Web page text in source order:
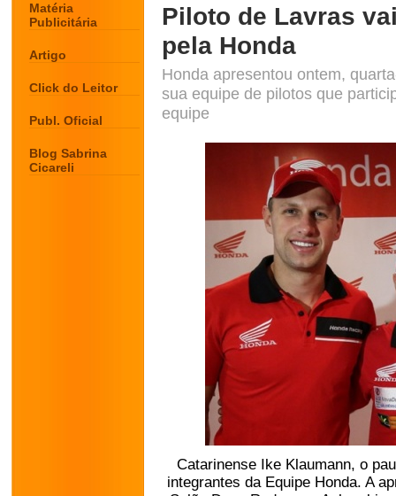
Matéria
Publicitária
Artigo
Click do Leitor
Publ. Oficial
Blog Sabrina
Cicareli
Piloto de Lavras
pela Honda
Honda apresentou ontem,
sua equipe de pilotos que
equipe
Catarinense Ike Klaumann, o
integrantes da Equipe Honda. A